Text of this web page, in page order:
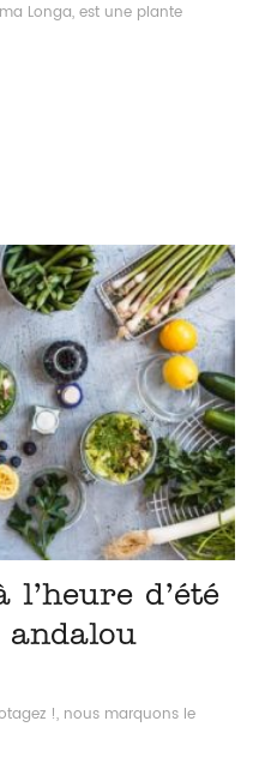
Longa, est une plante
l’heure d’été
andalou
!, nous marquons le